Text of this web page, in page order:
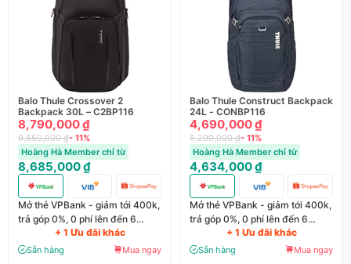
Balo Thule Crossover 2
Backpack 30L – C2BP116
8,790,000 ₫
9,850,000 ₫- 11%
Hoàng Hà Member chỉ từ
8,685,000 ₫
Mở thẻ VPBank - giảm tới 400k,
trả góp 0%, 0 phí lên đến 6
+ 1 Ưu đãi khác
Sẵn hàng Mua ngay
Balo Thule Construct Backpack
24L - CONBP116
4,690,000 ₫
5,290,000 ₫- 11%
Hoàng Hà Member chỉ từ
4,634,000 ₫
Mở thẻ VPBank - giảm tới 400k,
trả góp 0%, 0 phí lên đến 6
+ 1 Ưu đãi khác
Sẵn hàng Mua ngay